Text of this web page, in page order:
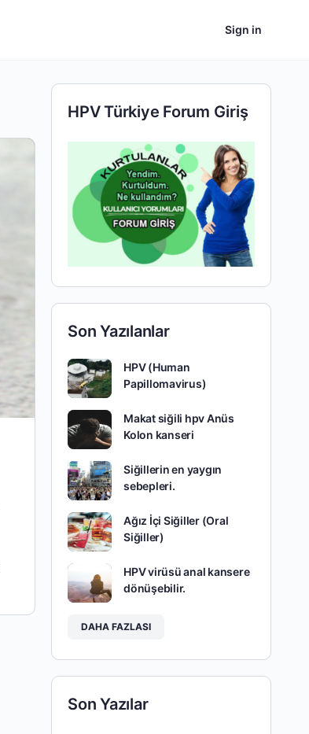
Sign in
HPV Türkiye Forum Giriş
Son Yazılanlar
HPV (Human
Papillomavirus)
Makat siğili hpv Anüs
Kolon kanseri
Siğillerin en yaygın
sebepleri.
Ağız İçi Siğiller (Oral
Siğiller)
HPV virüsü anal kansere
dönüşebilir.
DAHA FAZLASI
Son Yazılar